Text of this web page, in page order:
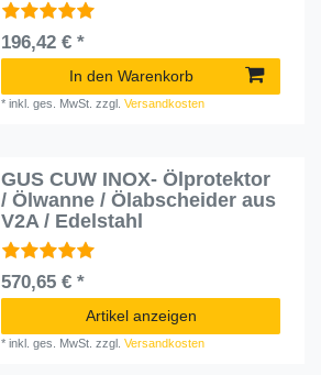
196,42 € *
In den Warenkorb
*inkl. ges. MwSt. zzgl.Versandkosten
GUS CUW INOX- Ölprotektor
/ Ölwanne / Ölabscheider aus
V2A / Edelstahl
570,65 € *
Artikel anzeigen
*inkl. ges. MwSt. zzgl.Versandkosten